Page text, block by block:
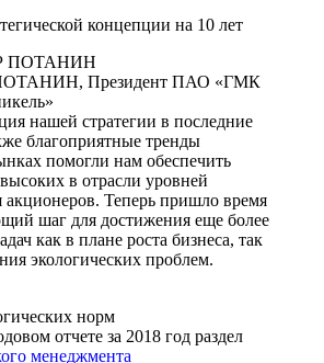
концепции на 10 лет
Президент ПАО «ГМК
нашей стратегии в последние
благоприятные тренды
помогли нам обеспечить
в отрасли уровней
акционеров. Теперь пришло время
шаг для достижения еще более
как в плане роста бизнеса, так
экологических проблем.
норм
отчете за 2018 год раздел
менеджмента